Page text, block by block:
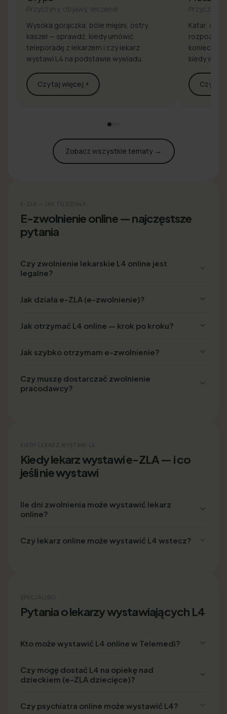
Przyczyny, objawy, leczenie
Wysoka gorączka, bóle mięśni, ostry
kaszel — sprawdź, kiedy umówić
teleporadę z lekarzem i czy lekarz
wystawi L4 na podstawie wywiadu.
Czytaj więcej +
Przyczyny,
Katar,
rozpoznaj
konieczna
kiedy
Czytaj
Zobacz wszystkie tematy →
E-ZLA — JAK TO DZIAŁA
E-zwolnienie online — najczęstsze
pytania
Czy zwolnienie lekarskie L4 online jest
legalne?
Jak działa e-ZLA (e-zwolnienie)?
Jak otrzymać L4 online — krok po kroku?
Jak szybko otrzymam e-zwolnienie?
Czy muszę dostarczać zwolnienie
pracodawcy?
KIEDY LEKARZ WYSTAWI L4
Kiedy lekarz wystawi e-ZLA — i co
jeśli nie wystawi
Ile dni zwolnienia może wystawić lekarz
online?
Czy lekarz online może wystawić L4 wstecz?
SPECJALIŚCI
Pytania o lekarzy wystawiających L4
Kto może wystawić L4 online w Telemedi?
Czy mogę dostać L4 na opiekę nad
dzieckiem (e-ZLA dziecięce)?
Czy psychiatra online może wystawić L4?